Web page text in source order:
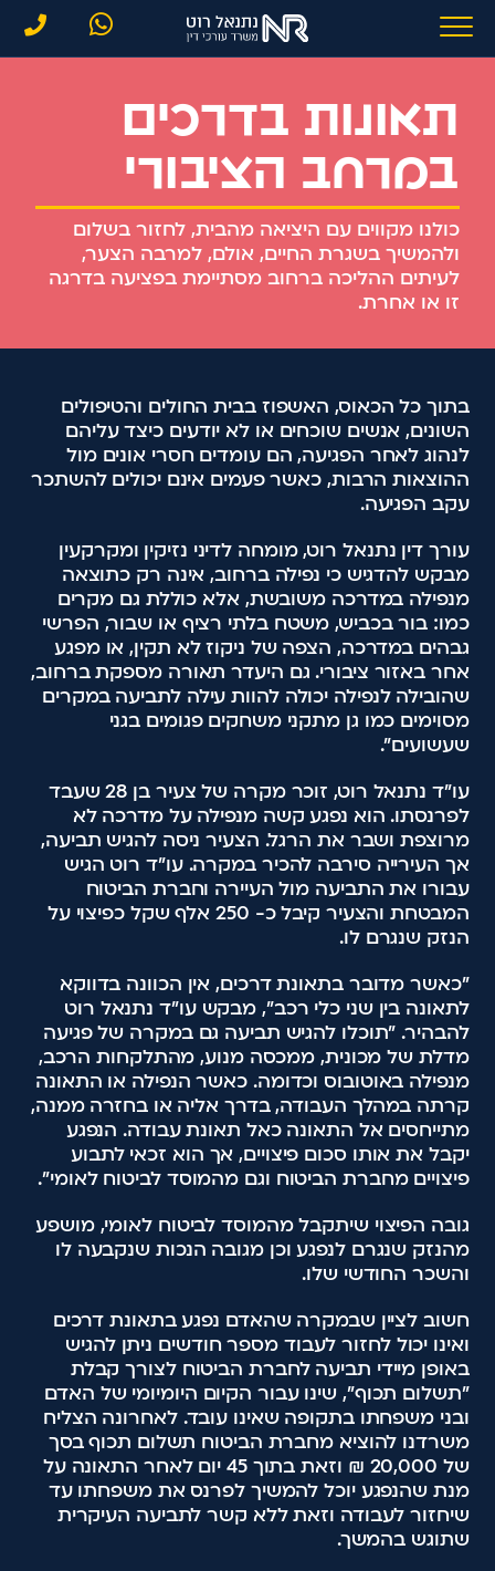
תאונות בדרכים
במרחב הציבורי
כולנו מקווים עם היציאה מהבית, לחזור בשלום
ולהמשיך בשגרת החיים, אולם, למרבה הצער,
לעיתים ההליכה ברחוב מסתיימת בפציעה בדרגה
זו או אחרת.
בתוך כל הכאוס, האשפוז בבית החולים והטיפולים
השונים, אנשים שוכחים או לא יודעים כיצד עליהם
לנהוג לאחר הפגיעה, הם עומדים חסרי אונים מול
ההוצאות הרבות, כאשר פעמים אינם יכולים להשתכר
עקב הפגיעה.
עורך דין נתנאל רוט, מומחה לדיני נזיקין ומקרקעין
מבקש להדגיש כי נפילה ברחוב, אינה רק כתוצאה
מנפילה במדרכה משובשת, אלא כוללת גם מקרים
כמו: בור בכביש, משטח בלתי רציף או שבור, הפרשי
גבהים במדרכה, הצפה של ניקוז לא תקין, או מפגע
אחר באזור ציבורי. גם היעדר תאורה מספקת ברחוב,
שהובילה לנפילה יכולה להוות עילה לתביעה במקרים
מסוימים כמו גן מתקני משחקים פגומים בגני
שעשועים".
עו"ד נתנאל רוט, זוכר מקרה של צעיר בן 28 שעבד
לפרנסתו. הוא נפגע קשה מנפילה על מדרכה לא
מרוצפת ושבר את הרגל. הצעיר ניסה להגיש תביעה,
אך העירייה סירבה להכיר במקרה. עו"ד רוט הגיש
עבורו את התביעה מול העיירה וחברת הביטוח
המבטחת והצעיר קיבל כ- 250 אלף שקל כפיצוי על
הנזק שנגרם לו.
"כאשר מדובר בתאונת דרכים, אין הכוונה בדווקא
לתאונה בין שני כלי רכב", מבקש עו"ד נתנאל רוט
להבהיר. "תוכלו להגיש תביעה גם במקרה של פגיעה
מדלת של מכונית, ממכסה מנוע, מהתלקחות הרכב,
מנפילה באוטובוס וכדומה. כאשר הנפילה או התאונה
קרתה במהלך העבודה, בדרך אליה או בחזרה ממנה,
מתייחסים אל התאונה כאל תאונת עבודה. הנפגע
יקבל את אותו סכום פיצויים, אך הוא זכאי לתבוע
פיצויים מחברת הביטוח וגם מהמוסד לביטוח לאומי".
גובה הפיצוי שיתקבל מהמוסד לביטוח לאומי, מושפע
מהנזק שנגרם לנפגע וכן מגובה הנכות שנקבעה לו
והשכר החודשי שלו.
חשוב לציין שבמקרה שהאדם נפגע בתאונת דרכים
ואינו יכול לחזור לעבוד מספר חודשים ניתן להגיש
באופן מיידי תביעה לחברת הביטוח לצורך קבלת
"תשלום תכוף", שינו עבור הקיום היומיומי של האדם
ובני משפחתו בתקופה שאינו עובד. לאחרונה הצליח
משרדנו להוציא מחברת הביטוח תשלום תכוף בסך
של 20,000 ₪ וזאת בתוך 45 יום לאחר התאונה על
מנת שהנפגע יוכל להמשיך לפרנס את משפחתו עד
שיחזור לעבודה וזאת ללא קשר לתביעה העיקרית
שתוגש בהמשך.